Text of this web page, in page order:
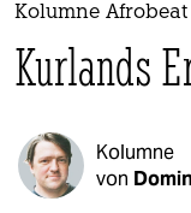
themen
politik
öko
gesellschaft
Kolumne Afrobeat
Kurlands
Kolumne
von